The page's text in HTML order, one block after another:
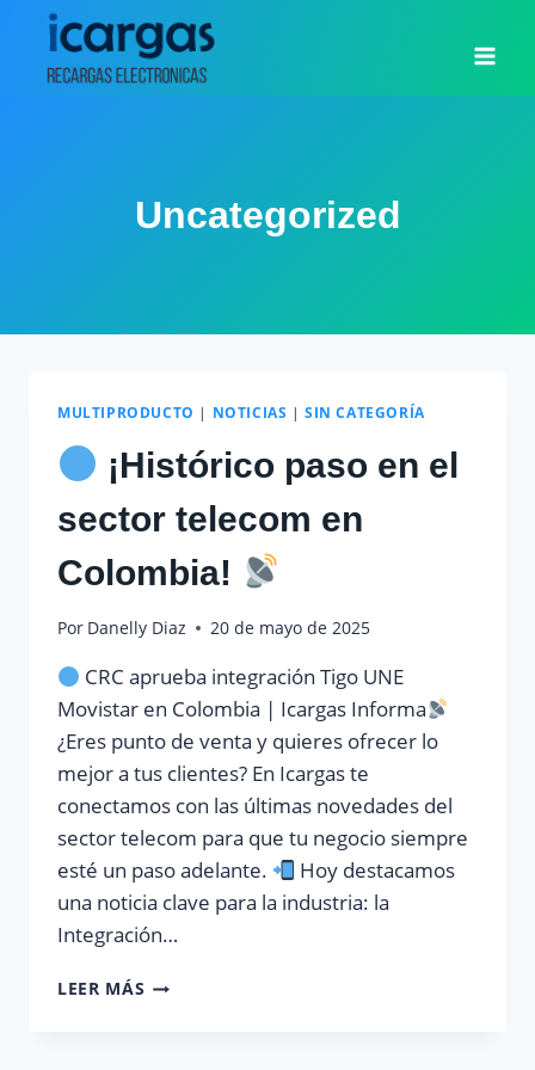
Saltar
contenido
Uncategorized
MULTIPRODUCTO | NOTICIAS |SIN CATEGORÍA
¡Histórico paso en el
sector telecom en
Colombia!
Por Danelly Diaz 20 de mayo de 2025
CRC aprueba integración Tigo UNE
Movistar en Colombia | Icargas Informa
¿Eres punto de venta y quieres ofrecer lo
mejor a tus clientes? En Icargas te
conectamos con las últimas novedades del
sector telecom para que tu negocio siempre
esté un paso adelante.
Hoy destacamos
una noticia clave para la industria: la
Integración…
LEER MÁS